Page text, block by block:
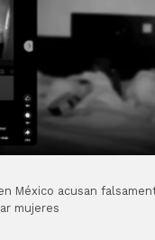
México acusan
mujeres